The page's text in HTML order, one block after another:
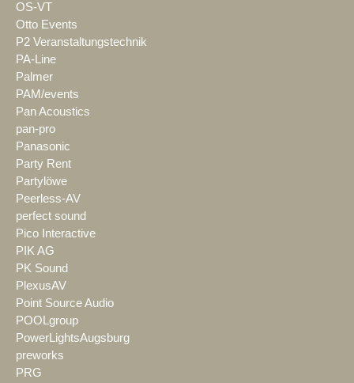
OS-VT
Otto Events
P2 Veranstaltungstechnik
PA-Line
Palmer
PAM/events
Pan Acoustics
pan-pro
Panasonic
Party Rent
Partylöwe
Peerless-AV
perfect sound
Pico Interactive
PIK AG
PK Sound
PlexusAV
Point Source Audio
POOLgroup
PowerLightsAugsburg
preworks
PRG